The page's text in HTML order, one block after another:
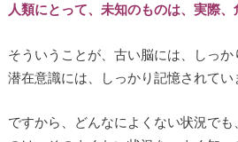
人類にとって、未知のものは、実際、
そういうことが、古い脳には、しっか
潜在意識には、しっかり記憶されてい
ですから、どんなによくない状況で